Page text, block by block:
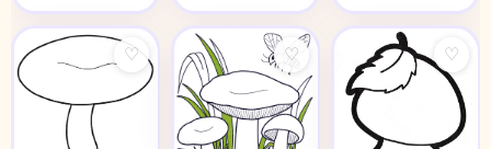
♡ ♡ ♡